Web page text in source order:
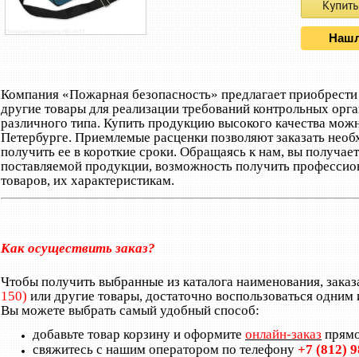
Компания «Пожарная безопасность» предлагает
другие товары для реализации требований контрольных
различного типа. Купить продукцию высокого качества
Петербурге. Приемлемые расценки позволяют заказать
получить ее в короткие сроки. Обращаясь к нам, вы
поставляемой продукции, возможность получить
товаров, их характеристикам.
Как осуществить заказ?
Чтобы получить выбранные из каталога наименования,
150) или другие товары, достаточно воспользоваться
Вы можете выбрать самый удобный способ:
добавьте товар корзину и оформите онлайн-заказ
свяжитесь с нашим оператором по телефону +7 (812)